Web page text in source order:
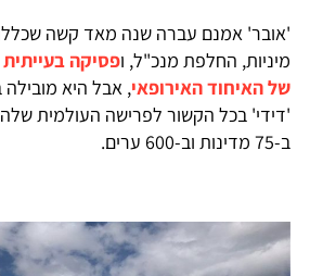
'אובר' אמנם עברה שנה מאד קשה
מיניות, החלפת מנכ"ל, ופסיקה
של האיחוד האירופאי, אבל היא מובילה
'דידי' בכל הקשור לפרישה העולמית
ב-75 מדינות וב-600 ערים.